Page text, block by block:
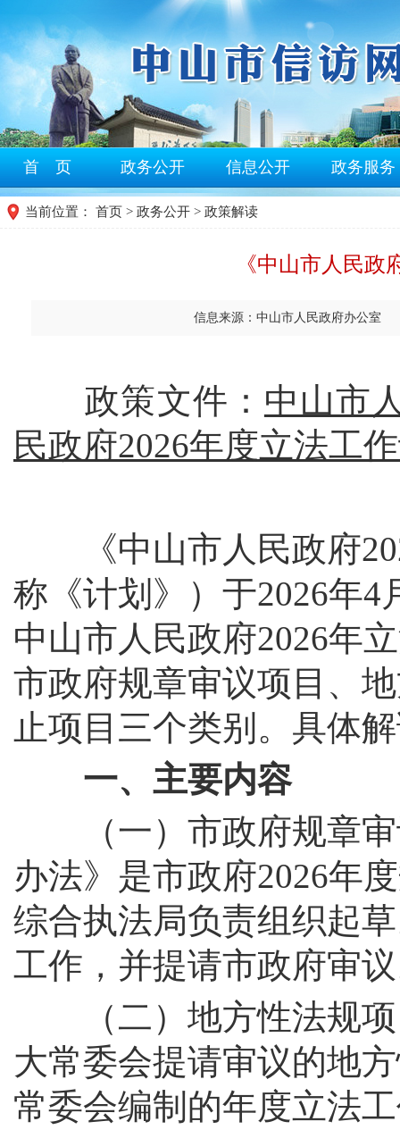
首 页 政务公开 信息公开 政务服务
当前位置： 首页 > 政务公开 > 政策解读
《中山市人民政
信息来源：中山市人民政府办公室
政策文件： 中山市
民政府2026年度立法工
《中山市人民政府
称《计划》）于2026年
中山市人民政府2026年
市政府规章审议项目、
止项目三个类别。具体
一、主要内容
（一）市政府规章审
办法》是市政府2026年
综合执法局负责组织起
工作，并提请市政府审
（二）地方性法规项
大常委会提请审议的地
常委会编制的年度立法